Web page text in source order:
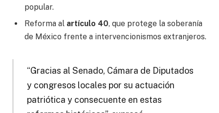
popular.
Reforma al artículo 40, que protege la soberanía
de México frente a intervencionismos extranjeros.
“Gracias al Senado, Cámara de Diputados
y congresos locales por su actuación
patriótica y consecuente en estas